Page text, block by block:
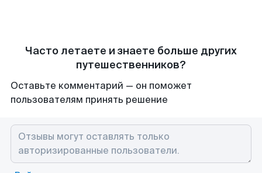
Часто летаете и знаете больше других
путешественников?
Оставьте комментарий — он поможет
пользователям принять решение